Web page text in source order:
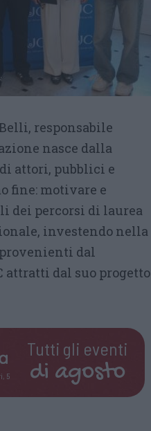
responsabile
nasce dalla
attori, pubblici e
fine: motivare e
dei percorsi di laurea
investendo nella
dal
attratti dal suo progetto
5
Tutti gli eventi
di agosto